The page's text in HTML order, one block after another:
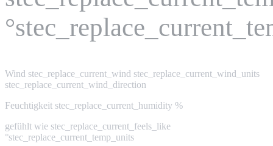
Wind stec_replace_current_wind stec_replace_current_wind_units
stec_replace_current_wind_direction
Feuchtigkeit stec_replace_current_humidity %
gefühlt wie stec_replace_current_feels_like
°stec_replace_current_temp_units